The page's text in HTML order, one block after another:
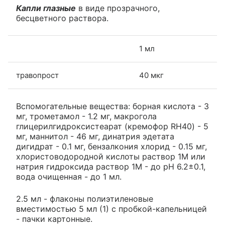
Капли глазные в виде прозрачного,
бесцветного раствора.
1 мл
травопрост 40 мкг
Вспомогательные вещества: борная кислота - 3
мг, трометамол - 1.2 мг, макрогола
глицерилгидроксистеарат (кремофор RH40) - 5
мг, маннитол - 46 мг, динатрия эдетата
дигидрат - 0.1 мг, бензалкония хлорид - 0.15 мг,
хлористоводородной кислоты раствор 1М или
натрия гидроксида раствор 1М - до pH 6.2±0.1,
вода очищенная - до 1 мл.
2.5 мл - флаконы полиэтиленовые
вместимостью 5 мл (1) с пробкой-капельницей
- пачки картонные.